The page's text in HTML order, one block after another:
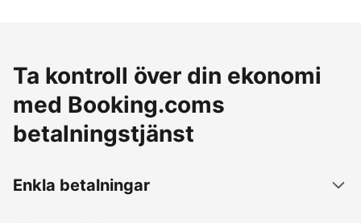
Ta kontroll över din ekonomi
med Booking.coms
betalningstjänst
Enkla betalningar